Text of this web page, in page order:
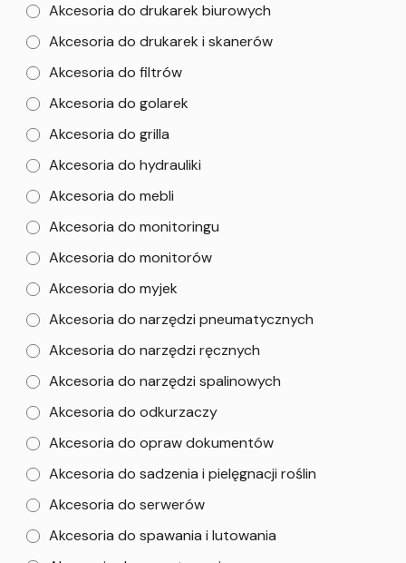
Akcesoria do drukarek biurowych
Akcesoria do drukarek i skanerów
Akcesoria do filtrów
Akcesoria do golarek
Akcesoria do grilla
Akcesoria do hydrauliki
Akcesoria do mebli
Akcesoria do monitoringu
Akcesoria do monitorów
Akcesoria do myjek
Akcesoria do narzędzi pneumatycznych
Akcesoria do narzędzi ręcznych
Akcesoria do narzędzi spalinowych
Akcesoria do odkurzaczy
Akcesoria do opraw dokumentów
Akcesoria do sadzenia i pielęgnacji roślin
Akcesoria do serwerów
Akcesoria do spawania i lutowania